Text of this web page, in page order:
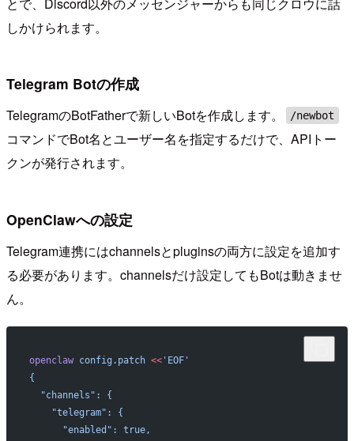
しかけられます。
Telegram Botの作成
TelegramのBotFatherで新しいBotを作成します。 /newbot
コマンドでBot名とユーザー名を指定するだけで、APIトー
クンが発行されます。
OpenClawへの設定
Telegram連携にはchannelsとpluginsの両方に設定を追加す
る必要があります。channelsだけ設定してもBotは動きませ
ん。
openclaw config.patch <<'EOF'
{
  "channels": {
    "telegram": {
      "enabled": true,